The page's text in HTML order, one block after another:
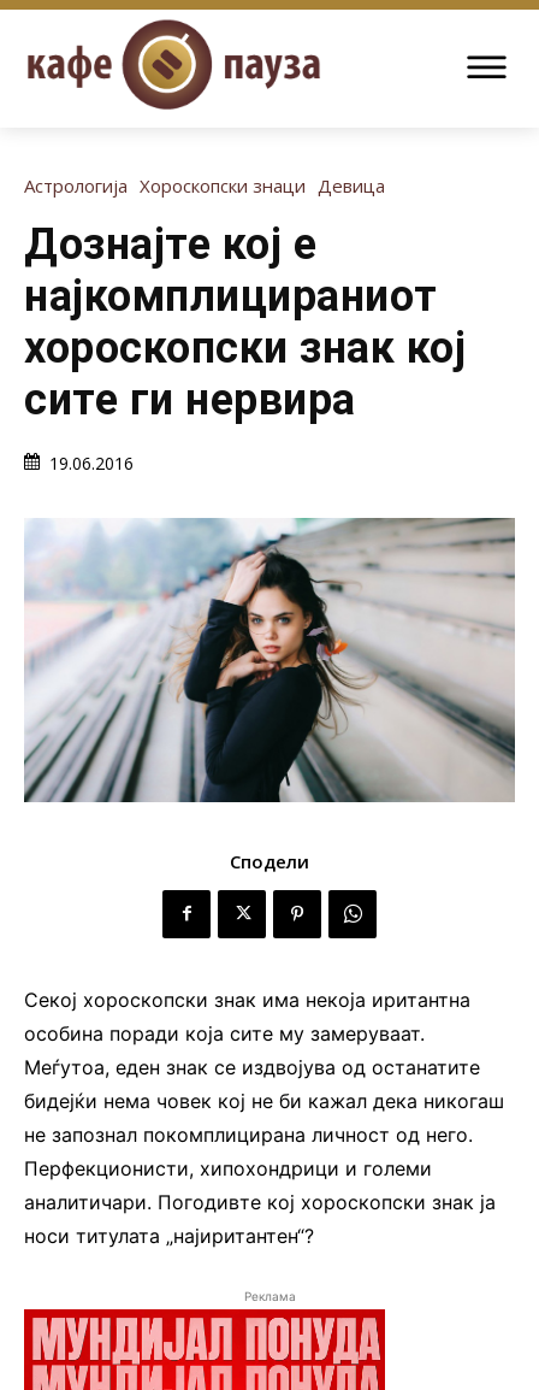
Астрологија Хороскопски знаци Девица
Дознајте кој е
најкомплицираниот
хороскопски знак кој
сите ги нервира
19.06.2016
Сподели
Секој хороскопски знак има некоја иритантна
особина поради која сите му замеруваат.
Меѓутоа, еден знак се издвојува од останатите
бидејќи нема човек кој не би кажал дека никогаш
не запознал покомплицирана личност од него.
Перфекционисти, хипохондрици и големи
аналитичари. Погодивте кој хороскопски знак ја
носи титулата „најиритантен“?
Реклама